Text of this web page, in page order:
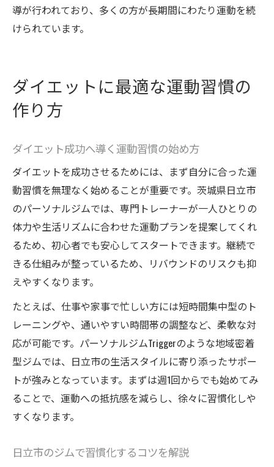
導が行われており、多くの方が長期間にわたり運動を続
けられています。
ダイエットに最適な運動習慣の
作り方
ダイエット成功へ導く運動習慣の始め方
ダイエットを成功させるためには、まず自分に合った運
動習慣を無理なく始めることが重要です。茨城県日立市
のパーソナルジムでは、専門トレーナーが一人ひとりの
体力や生活リズムに合わせた運動プランを提案してくれ
るため、初心者でも安心してスタートできます。継続で
きる仕組みが整っているため、リバウンドのリスクも抑
えやすくなります。
たとえば、仕事や家事で忙しい方には短時間集中型のト
レーニングや、通いやすい時間帯の調整など、柔軟な対
応が可能です。パーソナルジムTriggerのような地域密着
型ジムでは、日立市の生活スタイルに寄り添ったサポー
トが強みとなっています。まずは週1回からでも始めてみ
ることで、運動への抵抗感を減らし、徐々に習慣化しや
すくなります。
日立市のジムで習慣化するコツを解説